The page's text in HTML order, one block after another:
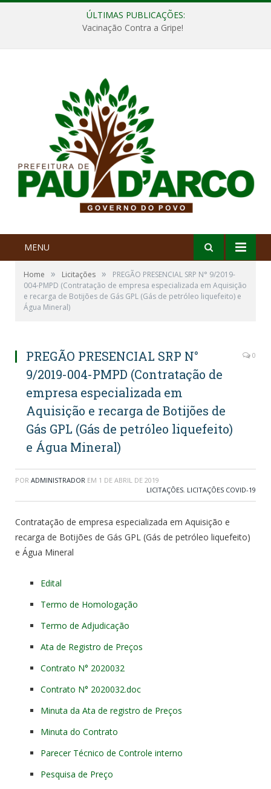
ÚLTIMAS PUBLICAÇÕES:
Vacinação Contra a Gripe!
MENU
Home » Licitações »
PREGÃO PRESENCIAL SRP N° 9/2019-
004-PMPD (Contratação de empresa especializada em Aquisição
e recarga de Botijões de Gás GPL (Gás de petróleo liquefeito) e
Água Mineral)
PREGÃO PRESENCIAL SRP N°
9/2019-004-PMPD (Contratação de
empresa especializada em
Aquisição e recarga de Botijões de
Gás GPL (Gás de petróleo liquefeito)
e Água Mineral)
0
POR ADMINISTRADOR EM 1 DE ABRIL DE 2019
LICITAÇÕES, LICITAÇÕES COVID-19
Contratação de empresa especializada em Aquisição e
recarga de Botijões de Gás GPL (Gás de petróleo liquefeito)
e Água Mineral
Edital
Termo de Homologação
Termo de Adjudicação
Ata de Registro de Preços
Contrato N° 2020032
Contrato N° 2020032.doc
Minuta da Ata de registro de Preços
Minuta do Contrato
Parecer Técnico de Controle interno
Pesquisa de Preço